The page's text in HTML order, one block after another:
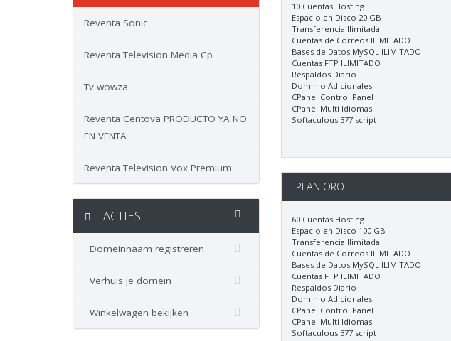
Reventa Sonic
Reventa Television Media Cp
Tv wowza
Reventa Centova PRODUCTO YA NO
EN VENTA
Reventa Television Vox Premium
ACTIES
Domeinnaam registreren
Verhuis je domein
Winkelwagen bekijken
10 Cuentas Hosting
Espacio en Disco 20 GB
Transferencia Ilimitada
Cuentas de Correos ILIMITADO
Bases de Datos MySQL ILIMITADO
Cuentas FTP ILIMITADO
Respaldos Diario
Dominio Adicionales
CPanel Control Panel
CPanel Multi Idiomas
Softaculous 377 script
PLAN ORO
60 Cuentas Hosting
Espacio en Disco 100 GB
Transferencia Ilimitada
Cuentas de Correos ILIMITADO
Bases de Datos MySQL ILIMITADO
Cuentas FTP ILIMITADO
Respaldos Diario
Dominio Adicionales
CPanel Control Panel
CPanel Multi Idiomas
Softaculous 377 script